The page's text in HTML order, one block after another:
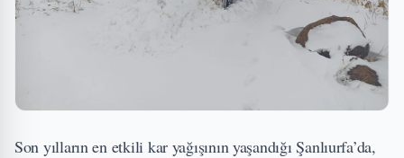
Son yılların en etkili kar yağışının yaşandığı Şanlıurfa’da,